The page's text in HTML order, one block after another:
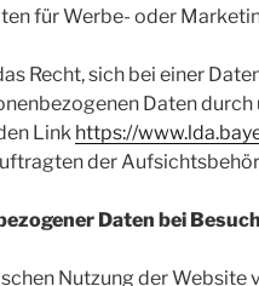
für Werbe- oder
Recht, sich bei einer
Daten durch
Link https://
der
Daten bei
Nutzung der Website